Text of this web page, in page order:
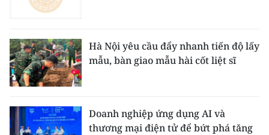
Hà Nội yêu cầu đẩy nhanh tiến độ lấy
mẫu, bàn giao mẫu hài cốt liệt sĩ
Doanh nghiệp ứng dụng AI và
thương mại điện tử để bứt phá tăng